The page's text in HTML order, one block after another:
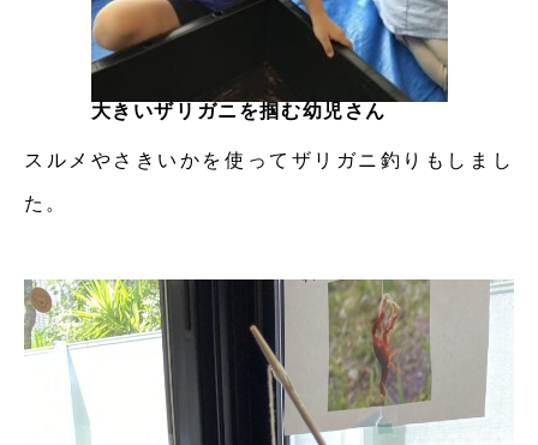
大きいザリガニを掴む幼児さん
スルメやさきいかを使ってザリガニ釣りもしまし
た。